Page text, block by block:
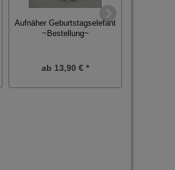
Aufnäher Geburtstagselefant
~Bestellung~
ab 13,90 € *